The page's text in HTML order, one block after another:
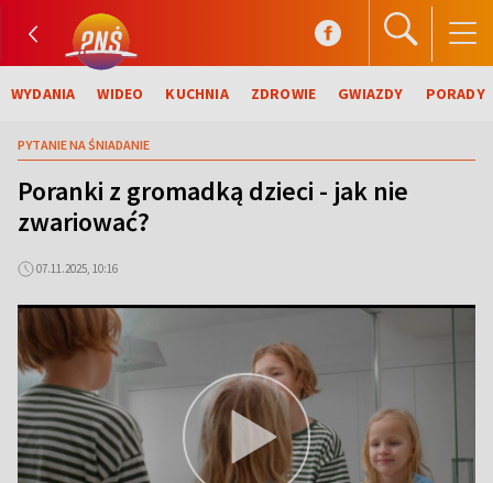
WYDANIA WIDEO KUCHNIA ZDROWIE GWIAZDY PORADY
PYTANIE NA ŚNIADANIE
Poranki z gromadką dzieci - jak nie
zwariować?
07.11.2025, 10:16